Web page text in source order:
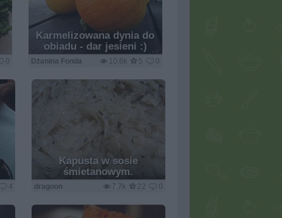
0
Karmelizowana dynia do
obiadu - dar jesieni :)
10.6k 5 0
Dżanina Fonda
4
Kapusta w sosie
śmietanowym.
7.7k 22 0
dragoon